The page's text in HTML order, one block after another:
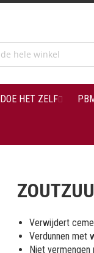
DOE HET ZELF
Verwijdert
Verdunnen met
Niet vermengen